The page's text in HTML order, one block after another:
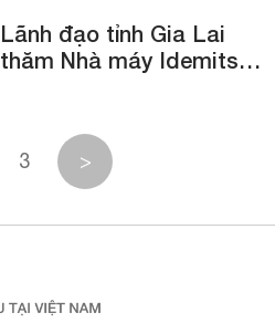
Lãnh đạo tỉnh Gia Lai
thăm Nhà máy Idemitsu
3 >